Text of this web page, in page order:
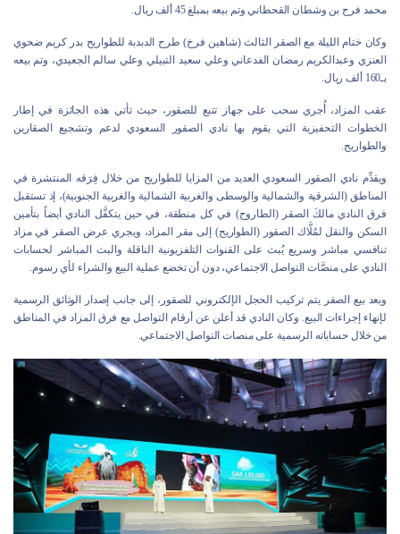
محمد فرح بن وشطان القحطاني وتم بيعه بمبلغ 45 ألف ريال.
وكان ختام الليلة مع الصقر الثالث (شاهين فرخ) طرح الدبدبة للطواريح بدر كريم ضحوي
العنزي وعبدالكريم رمضان الفدعاني وعلي سعيد التبيلي وعلي سالم الجعيدي، وتم بيعه
بـ160 ألف ريال.
عقب المزاد، أُجري سحب على جهاز تتبع للصقور، حيث تأتي هذه الجائزة في إطار
الخطوات التحفيزية التي يقوم بها نادي الصقور السعودي لدعم وتشجيع الصقارين
والطواريح.
ويقدِّم نادي الصقور السعودي العديد من المزايا للطواريح من خلال فِرَقه المنتشرة في
المناطق (الشرقية والشمالية والوسطى والغربية الشمالية والغربية الجنوبية)، إذ تستقبل
فرق النادي مالكَ الصقر (الطاروح) في كل منطقة، في حين يتكفَّل النادي أيضاً بتأمين
السكن والنقل لمُلَّاك الصقور (الطواريح) إلى مقر المزاد، ويجري عرض الصقر في مزاد
تنافسي مباشر وسريع يُبث على القنوات التلفزيونية الناقلة والبث المباشر لحسابات
النادي على منصَّات التواصل الاجتماعي، دون أن تخضع عملية البيع والشراء لأي رسوم.
وبعد بيع الصقر يتم تركيب الحجل الإلكتروني للصقور، إلى جانب إصدار الوثائق الرسمية
لإنهاء إجراءات البيع. وكان النادي قد أعلن عن أرقام التواصل مع فرق المزاد في المناطق
من خلال حساباته الرسمية على منصات التواصل الاجتماعي.